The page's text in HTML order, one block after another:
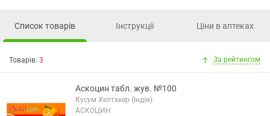
Список товарів Інструкції Ціни в аптеках
Товарів: 3 За рейтингом
Аскоцин табл. жув. №100
Кусум Хелтхкер (Індія)
АСКОЦИН